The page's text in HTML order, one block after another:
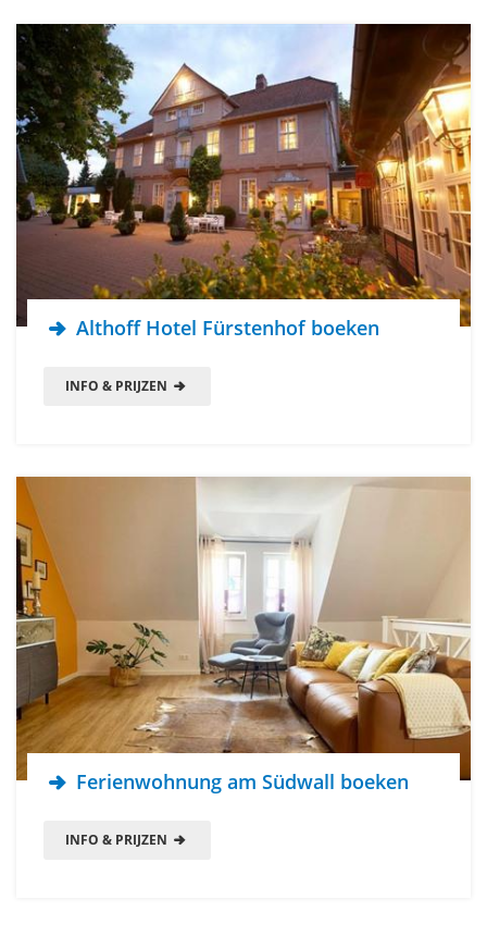
Althoff Hotel Fürstenhof boeken
INFO & PRIJZEN
Ferienwohnung am Südwall boeken
INFO & PRIJZEN